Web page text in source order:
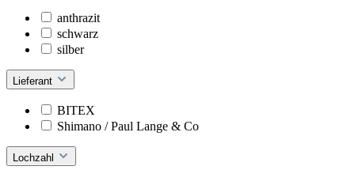
anthrazit
schwarz
silber
Lieferant
BITEX
Shimano / Paul Lange & Co
Lochzahl